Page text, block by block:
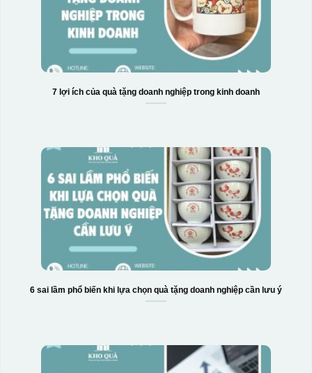
7 lợi ích của quà tặng doanh nghiệp trong kinh doanh
6 sai lầm phổ biến khi lựa chọn quà tặng doanh nghiệp cần lưu ý